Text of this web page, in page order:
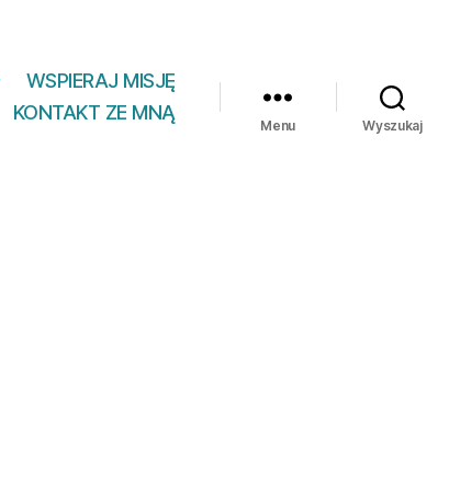
WSPIERAJ MISJĘ
KONTAKT ZE MNĄ
Menu Wyszukaj